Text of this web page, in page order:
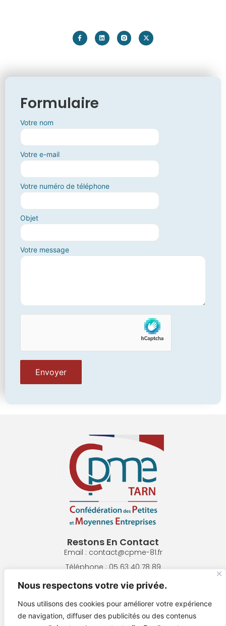
Nous respectons votre vie privée.
Nous utilisons des cookies pour améliorer votre expérience
de navigation, diffuser des publicités ou des contenus
Formulaire
Votre nom
Votre e-mail
Votre numéro de téléphone
Objet
Votre message
Restons En Contact
Email : contact@cpme-81.fr
Téléphone : 05 63 40 78 89
Adresse : 8 Pl. de la République, 81300 Graulhet
NOUS ÉCRIRE